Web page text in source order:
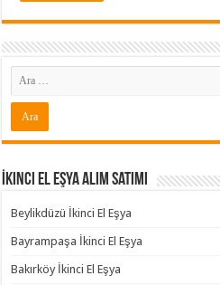
İkinci El Eşya Alım Satımı
Beylikdüzü İkinci El Eşya
Bayrampaşa İkinci El Eşya
Bakırköy İkinci El Eşya